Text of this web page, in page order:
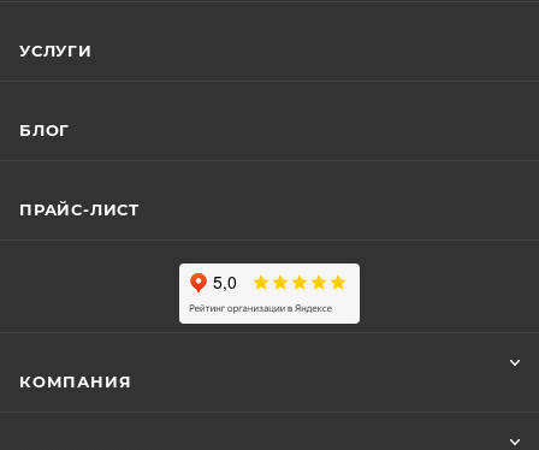
УСЛУГИ
БЛОГ
ПРАЙС-ЛИСТ
КОМПАНИЯ